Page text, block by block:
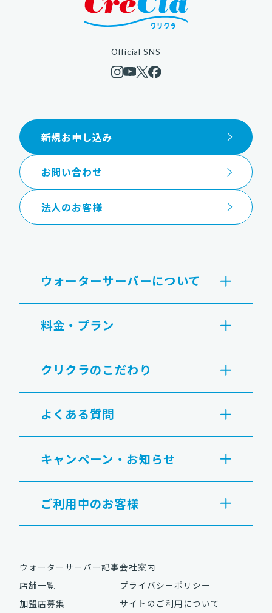
Official SNS
新規お申し込み
お問い合わせ
法人のお客様
ウォーターサーバーについて
料金・プラン
クリクラのこだわり
よくある質問
キャンペーン・お知らせ
ご利用中のお客様
ウォーターサーバー記事
店舗一覧
加盟店募集
会社案内
プライバシーポリシー
サイトのご利用について